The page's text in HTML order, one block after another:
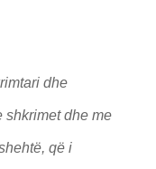
dhe
shkrimet dhe me
që i